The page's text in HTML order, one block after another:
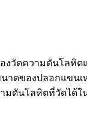
องวัดความดันโลหิ
นาดของปลอกแข
มดันโลหิตที่วัดได้ใ